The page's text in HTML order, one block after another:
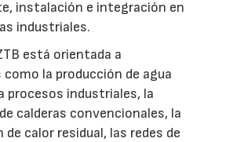
instalación e integración en
industriales.
está orientada a
la producción de agua
procesos industriales, la
calderas convencionales, la
de calor residual, las redes de